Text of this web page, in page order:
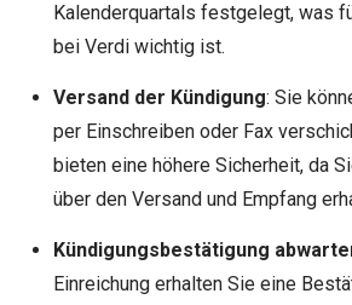
Kalenderquartals festgelegt, was
bei Verdi wichtig ist.
Versand der Kündigung: Sie
per Einschreiben oder Fax
bieten eine höhere Sicherheit, da
über den Versand und Empfang
Kündigungsbestätigung
Einreichung erhalten Sie eine